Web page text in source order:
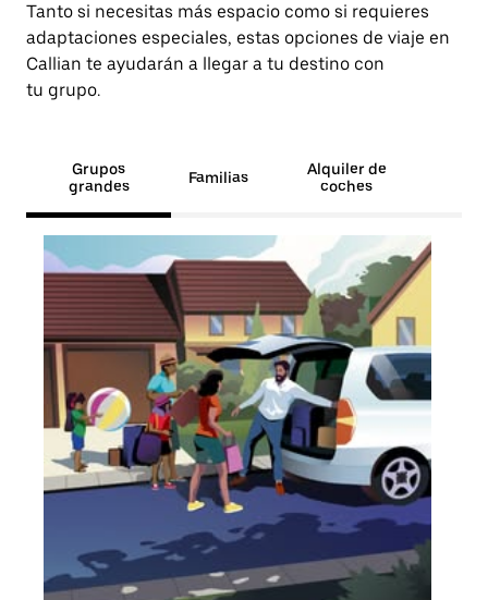
Tanto si necesitas más espacio como si requieres
adaptaciones especiales, estas opciones de viaje en
Callian te ayudarán a llegar a tu destino con
tu grupo.
Grupos
grandes
Familias
Alquiler de
coches